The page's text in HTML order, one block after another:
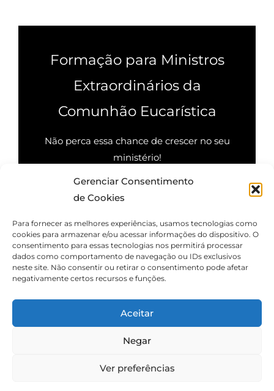
Gerenciar Consentimento
de Cookies
Para fornecer as melhores experiências, usamos tecnologias como
cookies para armazenar e/ou acessar informações do dispositivo. O
consentimento para essas tecnologias nos permitirá processar
dados como comportamento de navegação ou IDs exclusivos
neste site. Não consentir ou retirar o consentimento pode afetar
negativamente certos recursos e funções.
Aceitar
Negar
Ver preferências
Formação para Ministros
Extraordinários da
Comunhão Eucarística
Não perca essa chance de crescer no seu
ministério!